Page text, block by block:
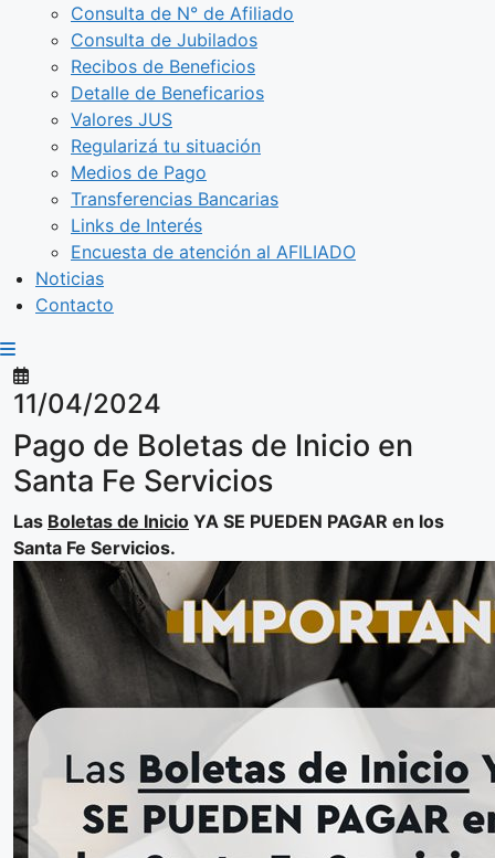
Consulta de N° de Afiliado
Consulta de Jubilados
Recibos de Beneficios
Detalle de Beneficarios
Valores JUS
Regularizá tu situación
Medios de Pago
Transferencias Bancarias
Links de Interés
Encuesta de atención al AFILIADO
Noticias
Contacto
11/04/2024
Pago de Boletas de Inicio en
Santa Fe Servicios
Las Boletas de Inicio YA SE PUEDEN PAGAR en los
Santa Fe Servicios.